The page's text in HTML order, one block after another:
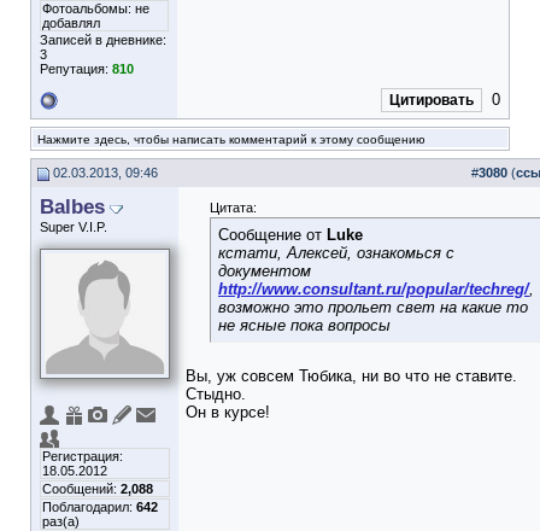
Фотоальбомы: не
добавлял
Записей в дневнике:
3
Репутация: 810
Цитировать 0
Нажмите здесь, чтобы написать комментарий к этому сообщению
02.03.2013, 09:46 #3080 (
Balbes
Super V.I.P.
Регистрация:
18.05.2012
Сообщений: 2,088
Поблагодарил: 642
раз(а)
Цитата:
Сообщение от Luke
кстати, Алексей, ознакомься с
документом
http://www.consultant.ru/popular/techreg/,
возможно это прольет свет на какие то
не ясные пока вопросы
Вы, уж совсем Тюбика, ни во что не ставите.
Стыдно.
Он в курсе!